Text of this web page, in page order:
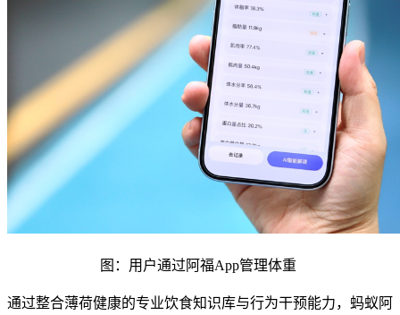
图：用户通过阿福App管理体重
通过整合薄荷健康的专业饮食知识库与行为干预能力，蚂蚁阿